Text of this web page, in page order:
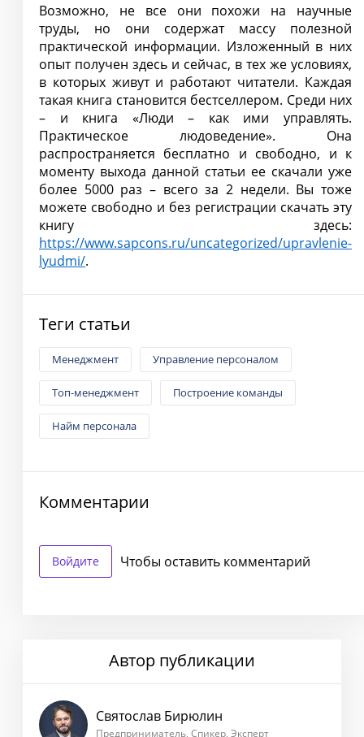
Возможно, не все они похожи на научные
труды, но они содержат массу полезной
практической информации. Изложенный в них
опыт получен здесь и сейчас, в тех же условиях,
в которых живут и работают читатели. Каждая
такая книга становится бестселлером. Среди них
– и книга «Люди – как ими управлять.
Практическое людоведение». Она
распространяется бесплатно и свободно, и к
моменту выхода данной статьи ее скачали уже
более 5000 раз – всего за 2 недели. Вы тоже
можете свободно и без регистрации скачать эту
книгу здесь:
https://www.sapcons.ru/uncategorized/upravlenie-
lyudmi/.
Теги статьи
Менеджмент Управление персоналом
Топ-менеджмент Построение команды
Найм персонала
Комментарии
Войдите Чтобы оставить комментарий
Автор публикации
Святослав Бирюлин
Предприниматель, Спикер, Эксперт